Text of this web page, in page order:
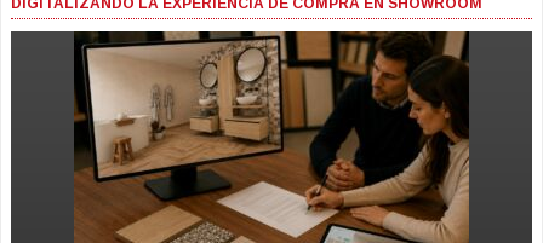
DIGITALIZANDO LA EXPERIENCIA DE COMPRA EN SHOWROOM